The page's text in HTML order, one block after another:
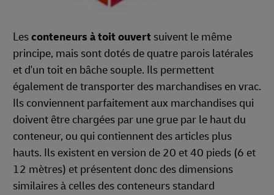
Lesconteneurs à toit ouvert suivent le même
principe, mais sont dotés de quatre parois latérales
et d'un toit en bâche souple. Ils permettent
également de transporter des marchandises en vrac.
Ils conviennent parfaitement aux marchandises qui
doivent être chargées par une grue par le haut du
conteneur, ou qui contiennent des articles plus
hauts. Ils existent en version de 20 et 40 pieds (6 et
12 mètres) et présentent donc des dimensions
similaires à celles des conteneurs standard